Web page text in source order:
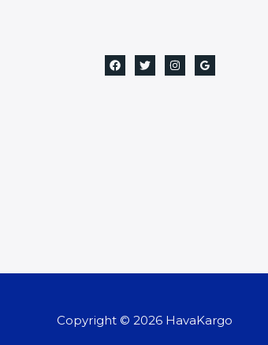
Copyright © 2026 HavaKargo